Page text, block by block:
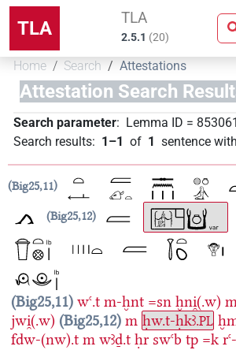
TLA TLA
2.5.1 (20)
Home Search Attestations
Attestation Search
Search parameter: Lemma ID = 853061
Search results: 1–1 of 1 sentence
Big25,11
Big25,12
Big25,11 wꜥ.t m-ḫnt =sn ḫni̯(.w)
jwi̯(.w) Big25,12 m ḥw.t-ḥkꜣ.PL
fdw-(nw).t m wꜣḏ.t ḥr swꜥb tp =k